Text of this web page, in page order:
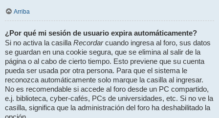
Arriba
¿Por qué mi sesión de usuario expira automáticamente?
Si no activa la casilla Recordarcuando ingresa al foro, sus datos
se guardan en una cookie segura, que se elimina al salir de la
página o al cabo de cierto tiempo. Esto previene que su cuenta
pueda ser usada por otra persona. Para que el sistema le
reconozca automáticamente solo marque la casilla al ingresar.
No es recomendable si accede al foro desde un PC compartido,
e.j. biblioteca, cyber-cafés, PCs de universidades, etc. Si no ve la
casilla, significa que la administración del foro ha deshabilitado la